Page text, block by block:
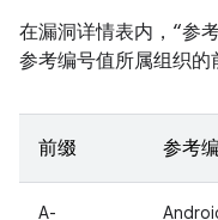
在漏洞详情表内，“参
参考编号值所属组织的
前缀 参考
A-